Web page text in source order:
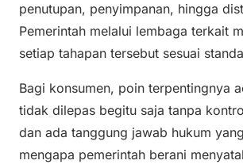
penutupan, penyimpanan, hingga
Pemerintah melalui lembaga terkait
setiap tahapan tersebut sesuai
Bagi konsumen, poin terpentingnya
tidak dilepas begitu saja tanpa
dan ada tanggung jawab hukum
mengapa pemerintah berani